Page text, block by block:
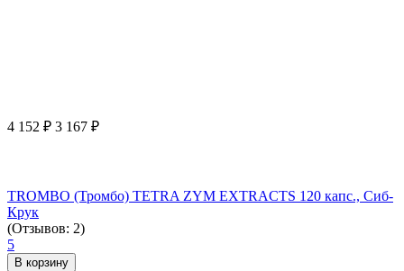
4 152 ₽ 3 167 ₽
TROMBO (Тромбо) TETRA ZYM EXTRACTS 120 капс., Сиб-
Крук
(Отзывов: 2)
5
В корзину